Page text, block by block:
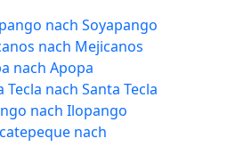
nach Soyapango
nach Mejicanos
nach Apopa
nach Santa Tecla
nach Ilopango
nach